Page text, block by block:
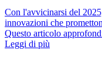
Con l'avvicinarsi del
innovazioni che
Questo articolo
Leggi di più